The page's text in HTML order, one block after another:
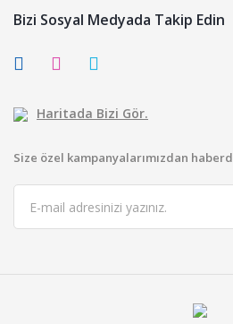
Bizi Sosyal Medyada Takip Edin
Haritada Bizi Gör.
Size özel kampanyalarımızdan